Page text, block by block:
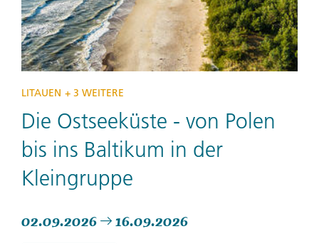
LITAUEN + 3 WEITERE
Die Ostseeküste - von Polen
bis ins Baltikum in der
Kleingruppe
02.09.2026 16.09.2026